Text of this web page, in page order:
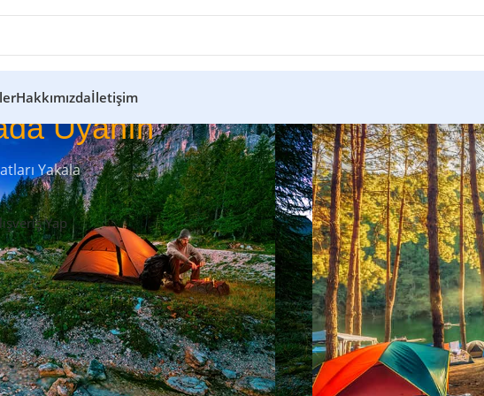
Hakkımızdaİletişim
Uyanın
Yakala
Yap